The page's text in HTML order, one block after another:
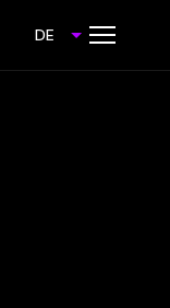
DE